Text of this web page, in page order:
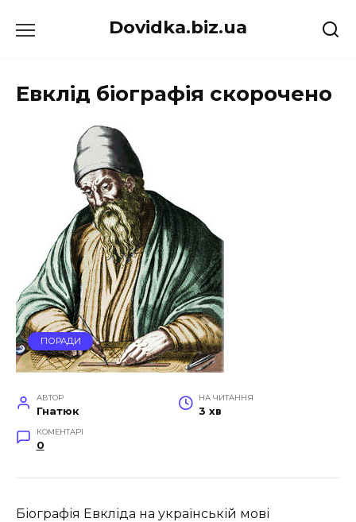
до
Dovidka.biz.ua
Евклід біографія скорочено
ПОРАДИ
АВТОР
Гнатюк
НА ЧИТАННЯ
3 хв
КОМЕНТАРІ
0
Біографія Евкліда на українській мові